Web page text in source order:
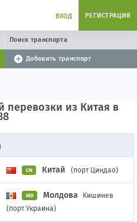
ВХОД РЕГИСТРАЦИЯ
Поиск транспорта
Добавить транспорт
перевозки из Китая в
CN Китай (порт Циндао)
MD Молдова
Кишинев
(порт Украина)